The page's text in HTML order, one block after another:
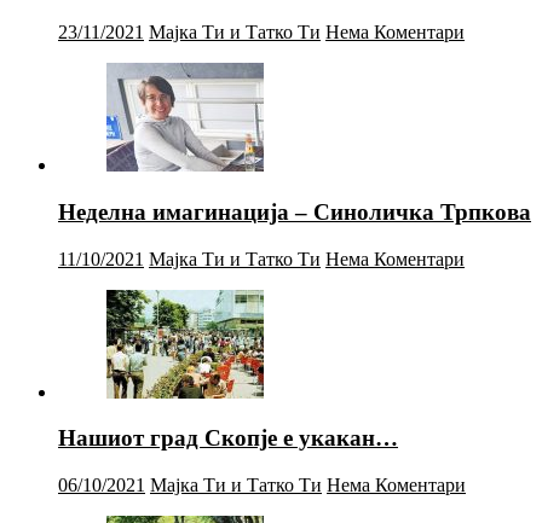
23/11/2021 Мајка Ти и Татко Ти Нема Коментари
Неделна имагинација – Синоличка Трпкова
11/10/2021 Мајка Ти и Татко Ти Нема Коментари
Нашиот град Скопје е укакан…
06/10/2021 Мајка Ти и Татко Ти Нема Коментари